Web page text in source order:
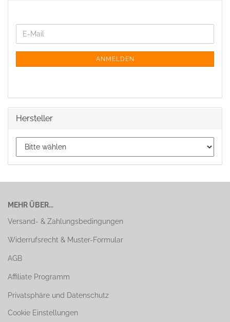
ANMELDEN
Hersteller
MEHR ÜBER...
Versand- & Zahlungsbedingungen
Widerrufsrecht & Muster-Formular
AGB
Affiliate Programm
Privatsphäre und Datenschutz
Cookie Einstellungen